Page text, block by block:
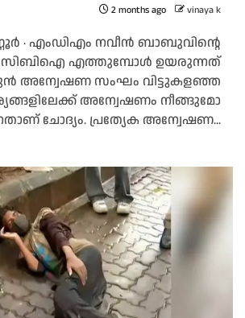
2 months ago vinaya k
∙ എംഡിഎം നവീൻ ബാബുവിന്റെ
സിബിഐ എത്തുമ്പോൾ ഉയരുന്നത്
അന്വേഷണ സംഘം വിട്ടുകളഞ്ഞ
അന്വേഷണം നീങ്ങുമോ
ചോദ്യം. പ്രത്യേക അന്വേഷണ...